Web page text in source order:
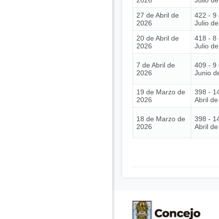
27 de Abril de
2026
422 - 9
Julio
20 de Abril de
2026
418 - 8
Julio
7 de Abril de
2026
409 - 9
Junio
19 de Marzo de
2026
398 -
Abril
18 de Marzo de
2026
398 -
Abril